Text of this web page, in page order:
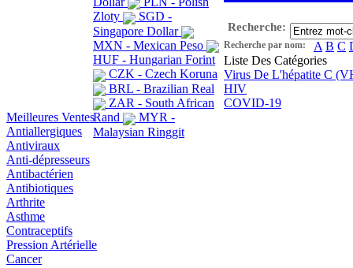
Zloty
SGD -
Singapore Dollar
MXN - Mexican Peso
HUF - Hungarian Forint
CZK - Czech Koruna
BRL - Brazilian Real
ZAR - South African
Rand
MYR -
Malaysian Ringgit
Recherche:
Recherche par nom: A B C
Liste Des Catégories
Virus De L'hépatite C
HIV
COVID-19
Meilleures Ventes
Antiallergiques
Antiviraux
Anti-dépresseurs
Antibactérien
Antibiotiques
Arthrite
Asthme
Contraceptifs
Pression Artérielle
Cancer